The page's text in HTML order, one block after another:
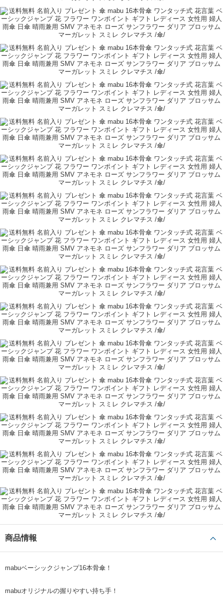
また機会がありましたら、宜しくお願い致します。
名入れギフト専門店武友工房
もっと見る
商品情報
mabuベーシックジャンプ16本骨傘！
mabuオリジナルの握りやすい持ち手！